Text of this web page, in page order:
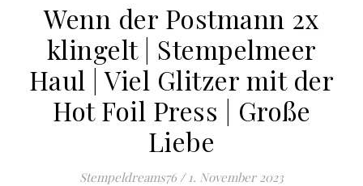
Wenn der Postmann 2x
klingelt | Stempelmeer
Haul | Viel Glitzer mit der
Hot Foil Press | Große
Liebe
Stempeldreams76 / 1. November 2023